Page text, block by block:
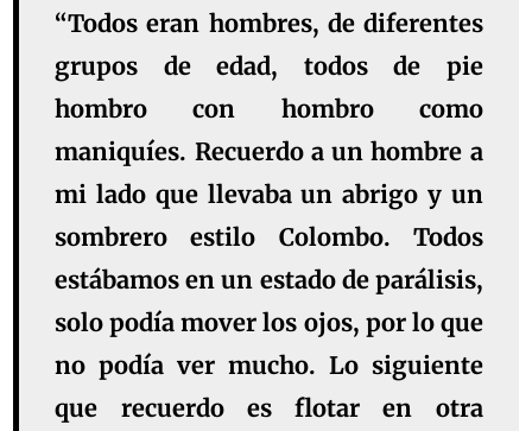
“Todos eran hombres, de diferentes
grupos de edad, todos de pie
hombro con hombro como
maniquíes. Recuerdo a un hombre a
mi lado que llevaba un abrigo y un
sombrero estilo Colombo. Todos
estábamos en un estado de parálisis,
solo podía mover los ojos, por lo que
no podía ver mucho. Lo siguiente
que recuerdo es flotar en otra